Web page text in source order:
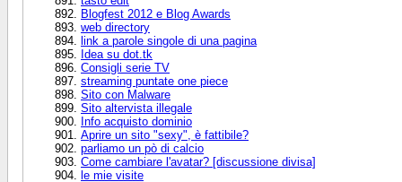
Blogfest 2012 e Blog Awards
web directory
link a parole singole di una pagina
Idea su dot.tk
Consigli serie TV
streaming puntate one piece
Sito con Malware
Sito altervista illegale
Info acquisto dominio
Aprire un sito "sexy", è fattibile?
parliamo un pò di calcio
Come cambiare l'avatar? [discussione divisa]
le mie visite